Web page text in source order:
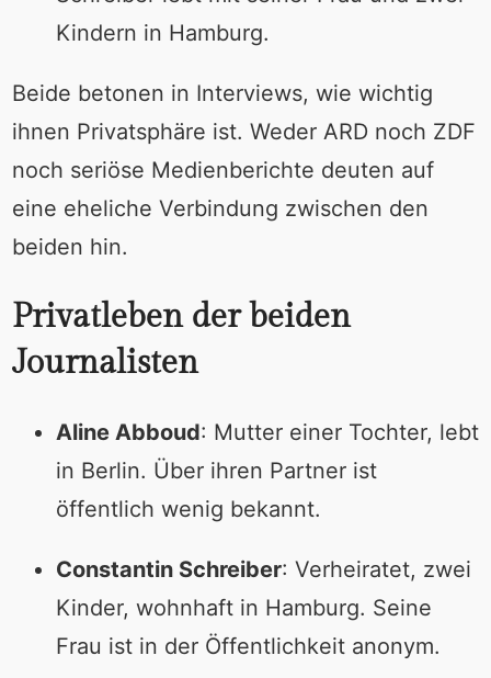
Kindern in Hamburg.
Beide betonen in Interviews, wie wichtig
ihnen Privatsphäre ist. Weder ARD noch ZDF
noch seriöse Medienberichte deuten auf
eine eheliche Verbindung zwischen den
beiden hin.
Privatleben der beiden
Journalisten
Aline Abboud: Mutter einer Tochter, lebt
in Berlin. Über ihren Partner ist
öffentlich wenig bekannt.
Constantin Schreiber: Verheiratet, zwei
Kinder, wohnhaft in Hamburg. Seine
Frau ist in der Öffentlichkeit anonym.